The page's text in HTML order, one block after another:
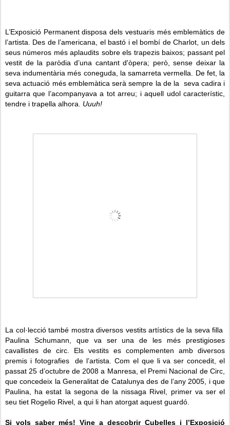
L’Exposició Permanent disposa dels vestuaris més emblemàtics de
l’artista. Des de l’americana, el bastó i el bombí de Charlot, un dels
seus números més aplaudits sobre els trapezis baixos; passant pel
vestit de la paròdia d’una cantant d'òpera; però, sense deixar la
seva indumentària més coneguda, la samarreta vermella. De fet, la
seva actuació més emblemàtica serà sempre la de la seva cadira i
guitarra que l’acompanyava a tot arreu; i aquell udol característic,
tendre i trapella alhora. Uuuh!
La col·lecció també mostra diversos vestits artístics de la seva filla
Paulina Schumann, que va ser una de les més prestigioses
cavallistes de circ. Els vestits es complementen amb diversos
premis i fotografies de l’artista. Com el que li va ser concedit, el
passat 25 d’octubre de 2008 a Manresa, el Premi Nacional de Circ,
que concedeix la Generalitat de Catalunya des de l’any 2005, i que
Paulina, ha estat la segona de la nissaga Rivel, primer va ser el
seu tiet Rogelio Rivel, a qui li han atorgat aquest guardó.
Si vols saber més! Vine a descobrir Cubelles i l’Exposició